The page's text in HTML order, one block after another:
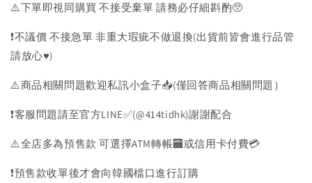
⚠️下單即視同購買 不接受棄單 請務必仔細斟酌🥺
❗️不議價 不接急單 非重大瑕疵不做退換(出貨前皆會進行品管
請放心♥️)
⚠️商品相關問題歡迎私訊小盒子📥(僅回答商品相關問題）
❗️客服問題請至官方LINE✅(@414tidhk)謝謝配合
⚠️全店多為預售款 可選擇ATM轉帳🏧或信用卡付費💳
❗️預售款收單後才會向韓國檔口進行訂購